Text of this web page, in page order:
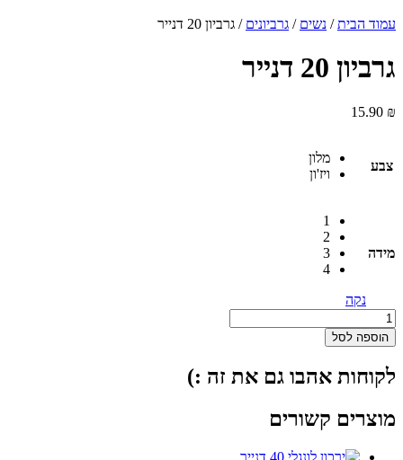
עמוד הבית/ נשים / גרביונים / גרביון 20 דנייר
גרביון 20 דנייר
15.90 ₪
צבע
מלון
ויז'ון
מידה
1
2
3
4
נקה
כמות
של
גרביון
20
דנייר
הוספה לסל
לקוחות אהבו גם את זה :)
מוצרים קשורים